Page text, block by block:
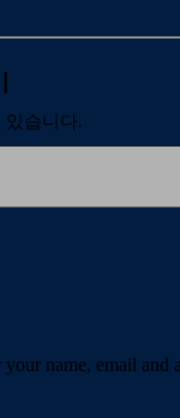
있습니다.
name, email and